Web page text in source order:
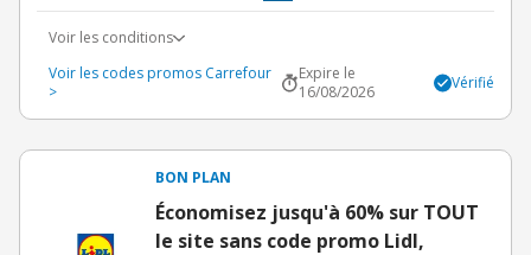
Voir les conditions
Voir les codes promos Carrefour
>
Expire le
16/08/2026
Vérifié
BON PLAN
Économisez jusqu'à 60% sur TOUT
le site sans code promo Lidl,